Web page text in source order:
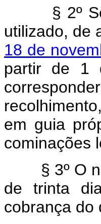
§ 2º
utilizado, de
18 de
partir de 1
em guia
cominações
§ 3º O
de trinta
cobrança do